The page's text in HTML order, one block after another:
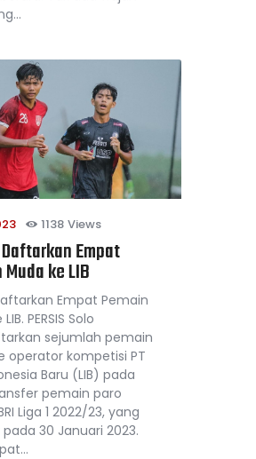
1138 Views
Daftarkan Empat
ke LIB
Empat Pemain
PERSIS Solo
sejumlah pemain
operator kompetisi PT
Baru (LIB) pada
pemain paro
Liga 1 2022/23, yang
30 Januari 2023.